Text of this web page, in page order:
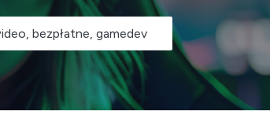
bezpłatne, gamedev